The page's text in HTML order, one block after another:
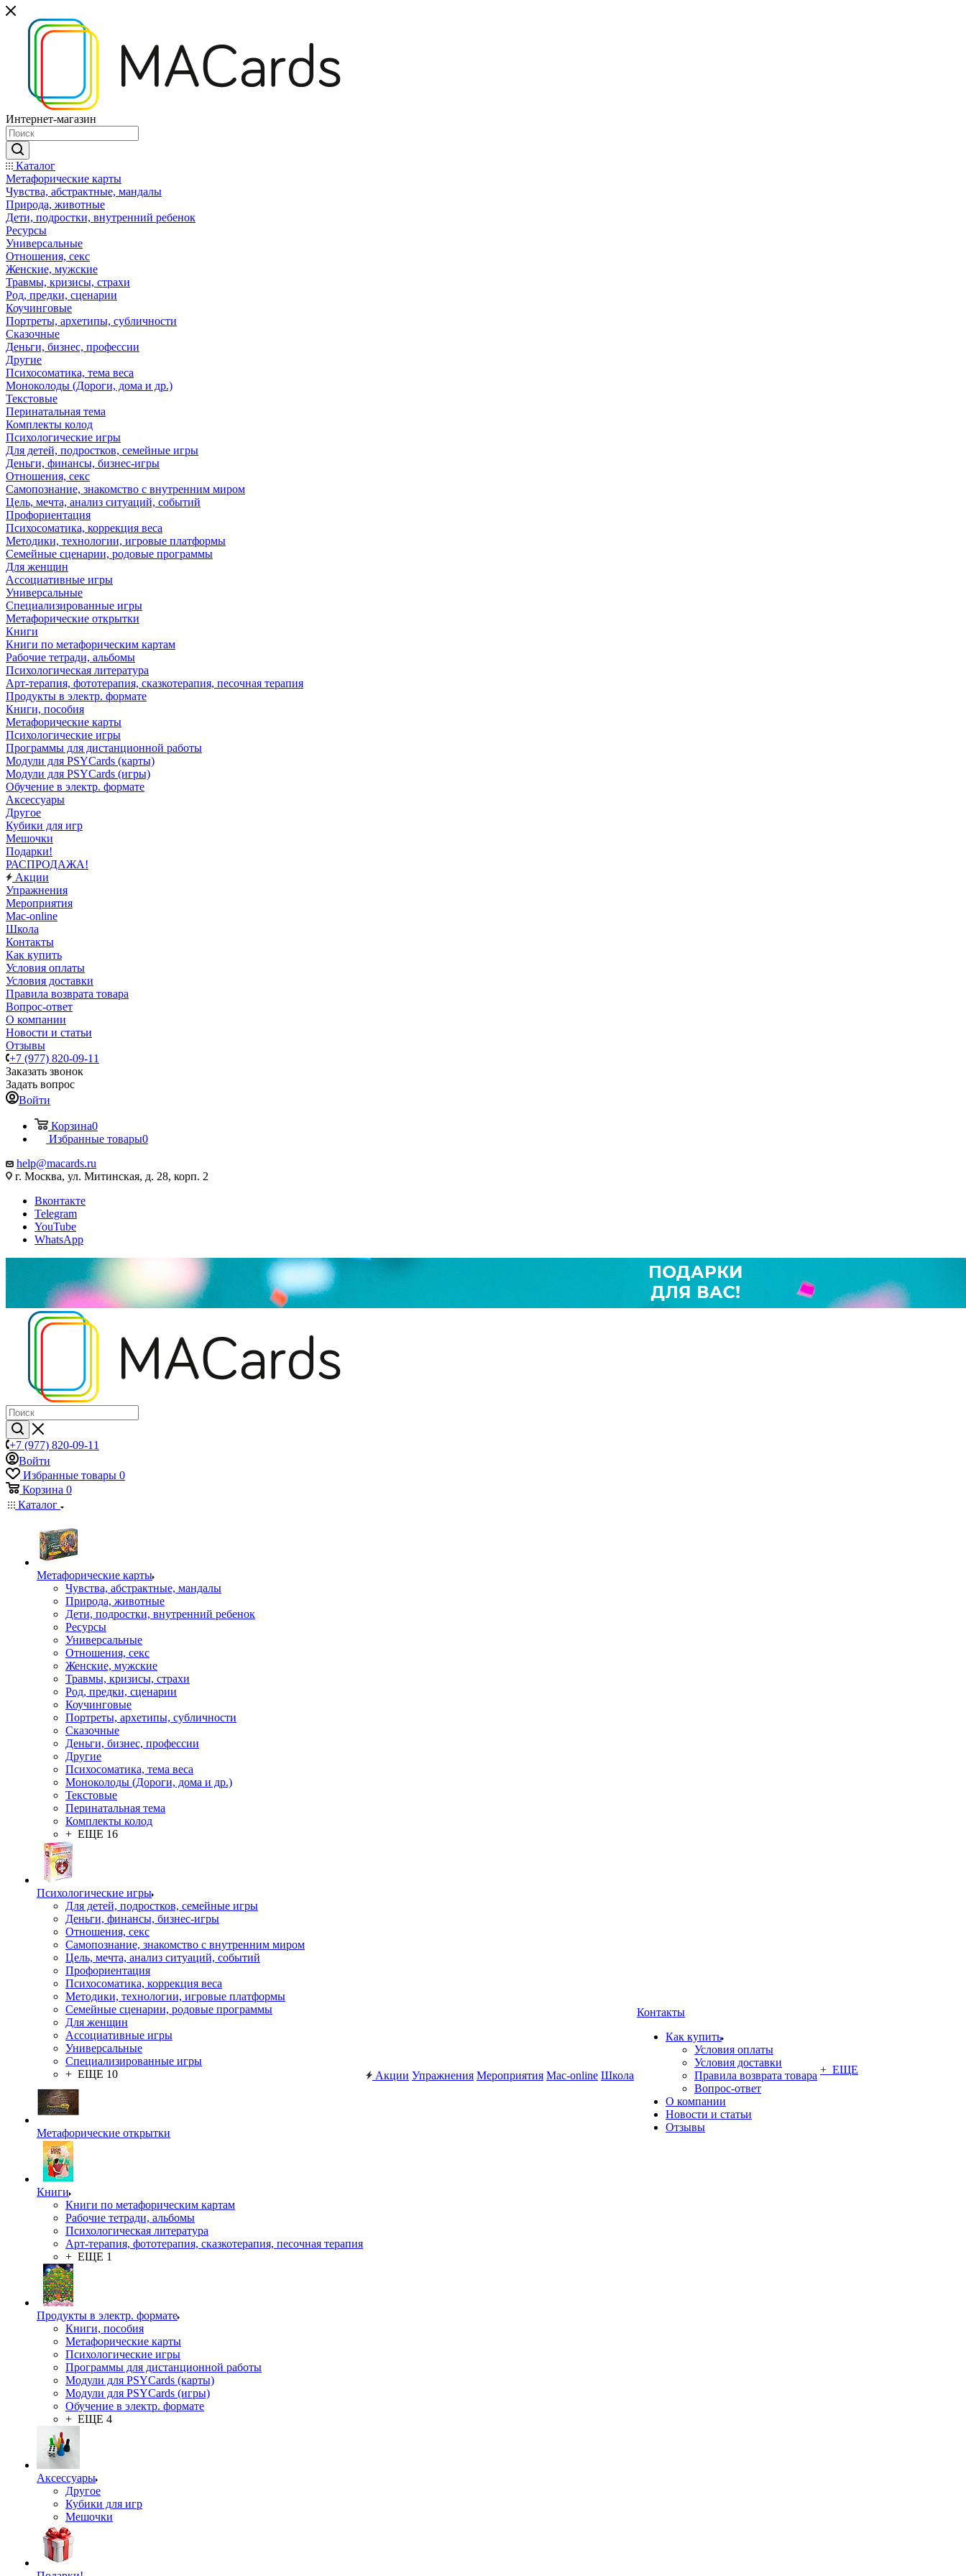
Интернет-магазин
Каталог
Mетафорические карты
Чувства, абстрактные, мандалы
Природа, животные
Дети, подростки, внутренний ребенок
Ресурсы
Универсальные
Отношения, секс
Женские, мужские
Травмы, кризисы, страхи
Род, предки, сценарии
Коучинговые
Портреты, архетипы, субличности
Сказочные
Деньги, бизнес, профессии
Другие
Психосоматика, тема веса
Моноколоды (Дороги, дома и др.)
Текстовые
Перинатальная тема
Комплекты колод
Психологические игры
Для детей, подростков, семейные игры
Деньги, финансы, бизнес-игры
Отношения, секс
Самопознание, знакомство с внутренним миром
Цель, мечта, анализ ситуаций, событий
Профориентация
Психосоматика, коррекция веса
Методики, технологии, игровые платформы
Семейные сценарии, родовые программы
Для женщин
Ассоциативные игры
Универсальные
Специализированные игры
Метафорические открытки
Книги
Книги по метафорическим картам
Рабочие тетради, альбомы
Психологическая литература
Арт-терапия, фототерапия, сказкотерапия, песочная терапия
Продукты в электр. формате
Книги, пособия
Метафорические карты
Психологические игры
Программы для дистанционной работы
Модули для PSYCards (карты)
Модули для PSYCards (игры)
Обучение в электр. формате
Аксессуары
Другое
Кубики для игр
Мешочки
Подарки!
РАСПРОДАЖА!
Акции
Упражнения
Мероприятия
Mac-online
Школа
Контакты
Как купить
Условия оплаты
Условия доставки
Правила возврата товара
Вопрос-ответ
О компании
Новости и статьи
Отзывы
+7 (977) 820-09-11
Заказать звонок
Задать вопрос
Войти
Корзина0
Избранные товары0
help@macards.ru
г. Москва, ул. Митинская, д. 28, корп. 2
Вконтакте
Telegram
YouTube
WhatsApp
+7 (977) 820-09-11
Войти
Избранные товары 0
Корзина 0
Каталог
Mетафорические карты
Чувства, абстрактные, мандалы
Природа, животные
Дети, подростки, внутренний ребенок
Ресурсы
Универсальные
Отношения, секс
Женские, мужские
Травмы, кризисы, страхи
Род, предки, сценарии
Коучинговые
Портреты, архетипы, субличности
Сказочные
Деньги, бизнес, профессии
Другие
Психосоматика, тема веса
Моноколоды (Дороги, дома и др.)
Текстовые
Перинатальная тема
Комплекты колод
+ ЕЩЕ 16
Психологические игры
Для детей, подростков, семейные игры
Деньги, финансы, бизнес-игры
Отношения, секс
Самопознание, знакомство с внутренним миром
Цель, мечта, анализ ситуаций, событий
Профориентация
Психосоматика, коррекция веса
Методики, технологии, игровые платформы
Семейные сценарии, родовые программы
Для женщин
Ассоциативные игры
Универсальные
Специализированные игры
+ ЕЩЕ 10
Метафорические открытки
Книги
Книги по метафорическим картам
Рабочие тетради, альбомы
Психологическая литература
Арт-терапия, фототерапия, сказкотерапия, песочная терапия
+ ЕЩЕ 1
Продукты в электр. формате
Книги, пособия
Метафорические карты
Психологические игры
Программы для дистанционной работы
Модули для PSYCards (карты)
Модули для PSYCards (игры)
Обучение в электр. формате
+ ЕЩЕ 4
Аксессуары
Другое
Кубики для игр
Мешочки
Акции Упражнения Мероприятия Mac-online Школа
Контакты
Как купить
Условия оплаты
Условия доставки
Правила возврата товара
Вопрос-ответ
О компании
Новости и статьи
Отзывы
+ ЕЩЕ